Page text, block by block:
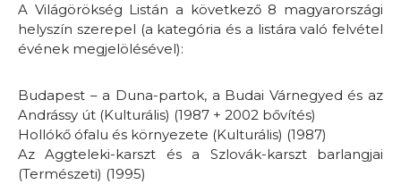
A Világörökség Listán a következő 8 magyarországi
helyszín szerepel (a kategória és a listára való felvétel
évének megjelölésével):
Budapest – a Duna-partok, a Budai Várnegyed és az
Andrássy út (Kulturális) (1987 + 2002 bővítés)
Hollókő ófalu és környezete (Kulturális) (1987)
Az Aggteleki-karszt és a Szlovák-karszt barlangjai
(Természeti) (1995)